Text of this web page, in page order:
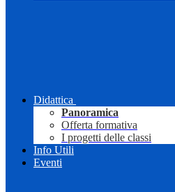
Didattica
Panoramica
Offerta formativa
I progetti delle classi
Info Utili
Eventi